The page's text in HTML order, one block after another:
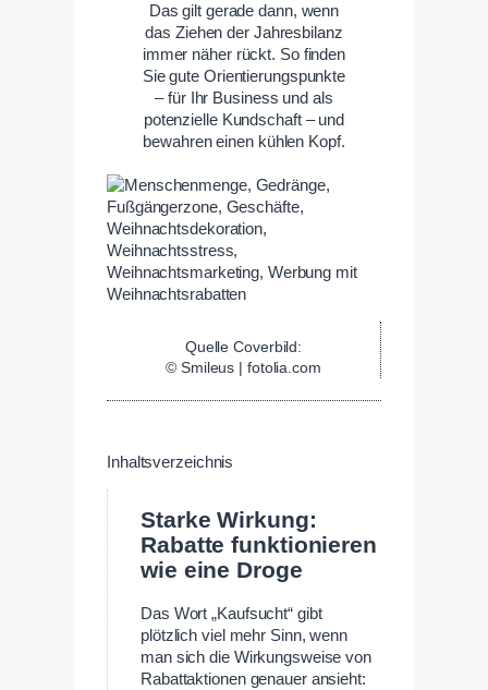
Das gilt gerade dann, wenn
das Ziehen der Jahresbilanz
immer näher rückt. So finden
Sie gute Orientierungspunkte
– für Ihr Business und als
potenzielle Kundschaft – und
bewahren einen kühlen Kopf.
Quelle Coverbild:
© Smileus | fotolia.com
Inhaltsverzeichnis
Starke Wirkung:
Rabatte funktionieren
wie eine Droge
Das Wort „Kaufsucht“ gibt
plötzlich viel mehr Sinn, wenn
man sich die Wirkungsweise von
Rabattaktionen genauer ansieht: